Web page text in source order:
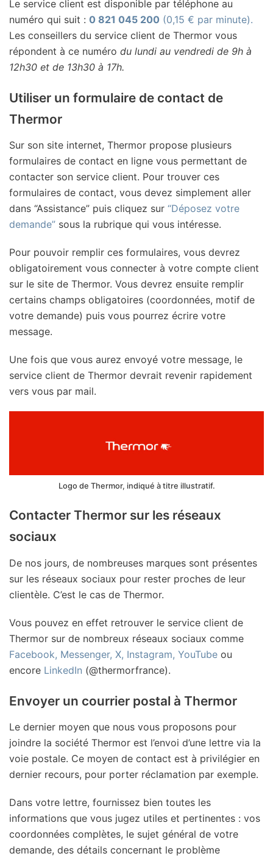
Le service client est disponible par téléphone au
numéro qui suit : 0 821 045 200 (0,15 € par minute).
Les conseillers du service client de Thermor vous
répondent à ce numéro du lundi au vendredi de 9h à
12h30 et de 13h30 à 17h.
Utiliser un formulaire de contact de
Thermor
Sur son site internet, Thermor propose plusieurs
formulaires de contact en ligne vous permettant de
contacter son service client. Pour trouver ces
formulaires de contact, vous devez simplement aller
dans “Assistance” puis cliquez sur “Déposez votre
demande” sous la rubrique qui vous intéresse.
Pour pouvoir remplir ces formulaires, vous devrez
obligatoirement vous connecter à votre compte client
sur le site de Thermor. Vous devrez ensuite remplir
certains champs obligatoires (coordonnées, motif de
votre demande) puis vous pourrez écrire votre
message.
Une fois que vous aurez envoyé votre message, le
service client de Thermor devrait revenir rapidement
vers vous par mail.
Logo de Thermor, indiqué à titre illustratif.
Contacter Thermor sur les réseaux
sociaux
De nos jours, de nombreuses marques sont présentes
sur les réseaux sociaux pour rester proches de leur
clientèle. C’est le cas de Thermor.
Vous pouvez en effet retrouver le service client de
Thermor sur de nombreux réseaux sociaux comme
Facebook, Messenger, X, Instagram, YouTube ou
encore LinkedIn (@thermorfrance).
Envoyer un courrier postal à Thermor
Le dernier moyen que nous vous proposons pour
joindre la société Thermor est l’envoi d’une lettre via la
voie postale. Ce moyen de contact est à privilégier en
dernier recours, pour porter réclamation par exemple.
Dans votre lettre, fournissez bien toutes les
informations que vous jugez utiles et pertinentes : vos
coordonnées complètes, le sujet général de votre
demande, des détails concernant le problème